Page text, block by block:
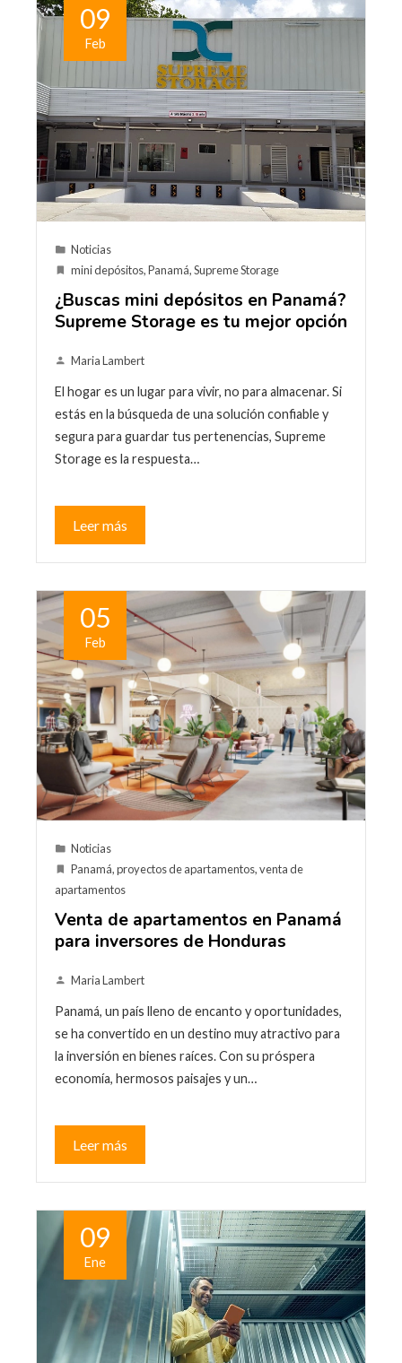
09
Feb
Noticias
mini depósitos,Panamá,Supreme Storage
¿Buscas mini depósitos en Panamá?
Supreme Storage es tu mejor opción
Maria Lambert
El hogar es un lugar para vivir, no para almacenar. Si
estás en la búsqueda de una solución confiable y
segura para guardar tus pertenencias, Supreme
Storage es la respuesta…
Leer más
05
Feb
Noticias
Panamá,proyectos de apartamentos,venta de
apartamentos
Venta de apartamentos en Panamá
para inversores de Honduras
Maria Lambert
Panamá, un país lleno de encanto y oportunidades,
se ha convertido en un destino muy atractivo para
la inversión en bienes raíces. Con su próspera
economía, hermosos paisajes y un…
Leer más
09
Ene